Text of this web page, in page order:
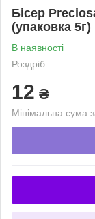
Бісер
(упаковка 5г)
В наявності
Роздріб
12 ₴
Мінімальна сума